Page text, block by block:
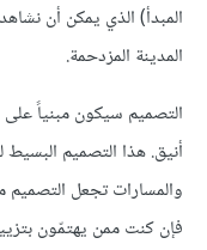
المبدأ) الذي يمكن أن
المدينة المزدحمة.
التصميم سيكون مبنياً
أنيق. هذا التصميم
والمسارات تجعل التصميم
فإن كنت ممن يهتمّون